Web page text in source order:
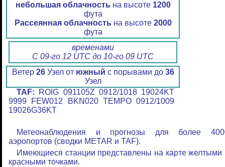
небольшая облачностьна высоте 1200
фута
Рассеянная облачностьна высоте 2000
фута
временами
С 09-го 12 UTC до 10-го 09 UTC
Ветер 26Узел от южный с порывами до 36
Узел
TAF: ROIG 091105Z 0912/1018 19024KT
9999 FEW012 BKN020 TEMPO 0912/1009
19026G36KT
Метеонаблюдения и прогнозы для более
аэропортов (сводки METAR и TAF).
Имеющиеся станции представлены на карте желтыми
красными точками.